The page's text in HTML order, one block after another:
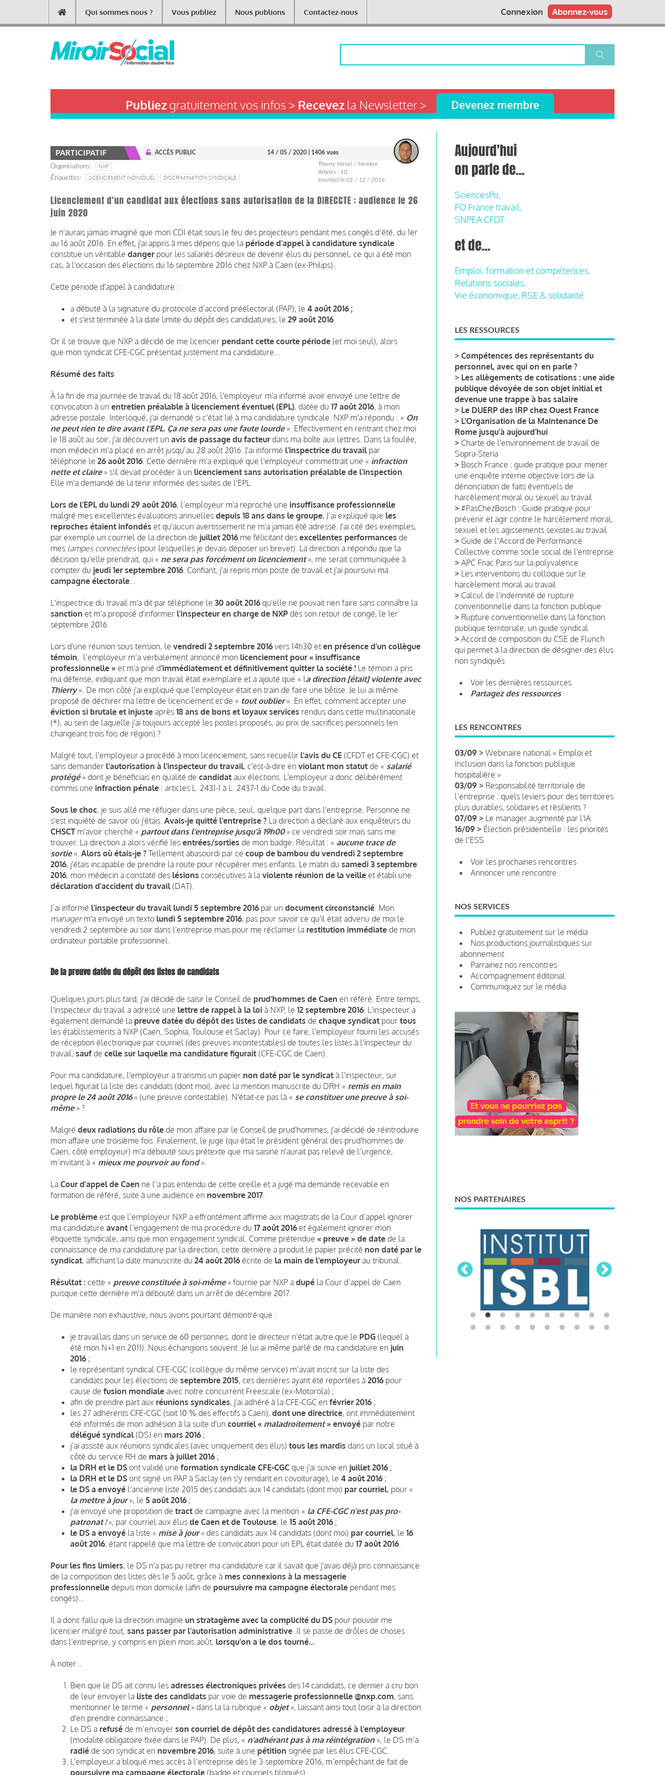
contenu
Main
navigation
Qui sommes nous ? Vous publiez Nous publions Contactez-nous Abonnez-vous
Connexion
Publiezgratuitement vos infos > Recevezla Newsletter > Devenez membre
PARTICIPATIF ACCÈS PUBLIC 14 / 05 / 2020 | 1406 vues
Organisations
NXP
Étiquettes
LICENCIEMENT INDIVIDUEL DISCRIMINATION SYNDICALE
Thierry Mevel / Membre
Articles : 10
Inscrit(e) le 01 / 12 / 2016
Licenciement d'un candidat aux élections sans autorisation de la DIRECCTE : audience le 26
juin 2020
Je n'aurais jamais imaginé que mon CDI était sous le feu des projecteurs pendant mes congés d’été, du 1er
au 16 août 2016. En effet, j'ai appris à mes dépens que la période d'appel à candidature syndicale
constitue un véritable danger pour les salariés désireux de devenir élus du personnel, ce qui a été mon
cas, à l'occasion des élections du 16 septembre 2016 chez NXP à Caen (ex-Philips).
Cette période d'appel à candidature :
a débuté à la signature du protocole d’accord préélectoral (PAP), le 4 août 2016 ;
et s'est terminée à la date limite du dépôt des candidatures, le 29 août 2016
Or il se trouve que NXP a décidé de me licencier pendant cette courte période (et moi seul), alors
que mon syndicat CFE-CGC présentait justement ma candidature...
Résumé des faits
À la fin de ma journée de travail du 18 août 2016, l'employeur m'a informé avoir envoyé une lettre de
convocation à un entretien préalable à licenciement éventuel (EPL), datée du 17 août 2016, à mon
adresse postale. Interloqué, j'ai demandé si c'était lié à ma candidature syndicale. NXP m'a répondu : « On
ne peut rien te dire avant l’EPL. Ça ne sera pas une faute lourde ». Effectivement en rentrant chez moi
le 18 août au soir, j'ai découvert un avis de passage du facteur dans ma boîte aux lettres. Dans la foulée,
mon médecin m'a placé en arrêt jusqu’au 28 août 2016. J'ai informé l'inspectrice du travailpar
téléphone le 26 août 2016 . Cette dernière m'a expliqué que l'employeur commettrait une « infraction
nette et claire» s'il devait procéder à un licenciement sans autorisation préalable de l'inspection
Elle m'a demandé de la tenir informée des suites de l'EPL.
Lors de l’EPL du lundi 29 août 2016, l’employeur m'a reproché une insuffisance professionnelle
malgré mes excellentes évaluations annuelles depuis 18 ans dans le groupe. J’ai expliqué que les
reproches étaient infondés et qu'aucun avertissement ne m'a jamais été adressé. J'ai cité des exemples,
par exemple un courriel de la direction de juillet 2016 me félicitant des excellentes performances de
mes lampes connectées(pour lesquelles je devais déposer un brevet). La direction a répondu que la
décision qu'elle prendrait, qui « ne sera pas forcément un licenciement», me serait communiquée à
compter du jeudi 1er septembre 2016 . Confiant, j'ai repris mon poste de travail et j'ai poursuivi ma
campagne électorale
L'inspectrice du travail m'a dit par téléphone le 30 août 2016 qu'elle ne pouvait rien faire sans connaître la
sanction et m'a proposé d'informer l'inspecteur en charge de NXP dès son retour de congé, le 1er
septembre 2016.
Lors d'une réunion sous tension, le vendredi 2 septembre 2016 vers 14h30 et en présence d'un collègue
témoin, l’employeur m’a verbalement annoncé mon licenciement pour « insuffisance
professionnelle » et m'a prié d'immédiatement et définitivement quitter la société ! Le témoin a pris
ma défense, indiquant que mon travail était exemplaire et a ajouté que « la direction [était] violente avec
Thierry». De mon côté j'ai expliqué que l'employeur était en train de faire une bêtise. Je lui ai même
proposé de déchirer ma lettre de licenciement et de « tout oublier». En effet, comment accepter une
éviction si brutale et injuste après 18 ans de bons et loyaux services rendus dans cette multinationale
(*), au sein de laquelle j'ai toujours accepté les postes proposés, au prix de sacrifices personnels (en
changeant trois fois de région) ?
Malgré tout, l'employeur a procédé à mon licenciement, sans recueillir l'avis du CE (CFDT et CFE-CGC) et
sans demander l'autorisation à l’inspecteur du travail, c'est-à-dire en violant mon statut de « salarié
protégé» dont je bénéficiais en qualité de candidat aux élections. L'employeur a donc délibérément
commis une infraction pénale : articles L. 2431-1 à L. 2437-1 du Code du travail.
Sous le choc, je suis allé me réfugier dans une pièce, seul, quelque part dans l'entreprise. Personne ne
s'est inquiété de savoir où j'étais. Avais-je quitté l'entreprise ? La direction a déclaré aux enquêteurs du
CHSCT m'avoir cherché « partout dans l'entreprise jusqu'à 19h00» ce vendredi soir mais sans me
trouver. La direction a alors vérifié les entrées/sorties de mon badge. Résultat : « aucune trace de
sortie». Alors où étais-je ? Tellement abasourdi par ce coup de bambou du vendredi 2 septembre
2016, j'étais incapable de prendre la route pour récupérer mes enfants. Le matin du samedi 3 septembre
2016, mon médecin a constaté des lésions consécutives à la violente réunion de la veille et établi une
déclaration d’accident du travail(DAT).
J’ai informé l’inspecteur du travail lundi 5 septembre 2016 par un document circonstancié . Mon
managerm'a envoyé un texto lundi 5 septembre 2016, pas pour savoir ce qu'il était advenu de moi le
vendredi 2 septembre au soir dans l'entreprise mais pour me réclamer la restitution immédiate de mon
ordinateur portable professionnel.
De la preuve datée du dépôt des listes de candidats
Quelques jours plus tard, j'ai décidé de saisir le Conseil de prud’hommes de Caen en référé. Entre temps,
l'inspecteur du travail a adressé une lettre de rappel à la loi à NXP, le 12 septembre 2016 . L'inspecteur a
également demandé la preuve datée du dépôt des listes de candidats de chaque syndicat pour tous
les établissements à NXP (Caen, Sophia, Toulouse et Saclay). Pour ce faire, l'employeur fourni les accusés
de réception électronique par courriel (des preuves incontestables) de toutes les listes à l'inspecteur du
travail, sauf de celle sur laquelle ma candidature figurait (CFE-CGC de Caen).
Pour ma candidature, l'employeur a transmis un papier non daté par le syndicat à l'inspecteur, sur
lequel figurait la liste des candidats (dont moi), avec la mention manuscrite du DRH « remis en main
propre le 24 août 2016» (une preuve contestable). N'était-ce pas là « se constituer une preuve à soi-
même» ?
Malgré deux radiations du rôle de mon affaire par le Conseil de prud'hommes, j'ai décidé de réintroduire
mon affaire une troisième fois. Finalement, le juge (qui était le président général des prud'hommes de
Caen, côté employeur) m'a débouté sous prétexte que ma saisine n'aurait pas relevé de l’urgence,
m’invitant à « mieux me pourvoir au fond».
La Cour d’appel de Caen ne l’a pas entendu de cette oreille et a jugé ma demande recevable en
formation de référé, suite à une audience en novembre 2017
Le problème est que l’employeur NXP a effrontément affirmé aux magistrats de la Cour d’appel ignorer
ma candidature avant l’engagement de ma procédure du 17 août 2016 et également ignorer mon
étiquette syndicale, ainsi que mon engagement syndical. Comme prétendue « preuve » de date de la
connaissance de ma candidature par la direction, cette dernière a produit le papier précité non daté par le
syndicat, affichant la date manuscrite du 24 août 2016 écrite de la main de l'employeur au tribunal.
Résultat : cette « preuve constituée à soi-même» fournie par NXP a dupé la Cour d’appel de Caen
puisque cette dernière m'a débouté dans un arrêt de décembre 2017.
De manière non exhaustive, nous avons pourtant démontré que :
je travaillais dans un service de 60 personnes, dont le directeur n'était autre que le PDG (lequel a
été mon N+1 en 2011). Nous échangions souvent. Je lui ai même parlé de ma candidature en juin
2016 ;
le représentant syndical CFE-CGC (collègue du même service) m’avait inscrit sur la liste des
candidats pour les élections de septembre 2015, ces dernières ayant été reportées à 2016 pour
cause de fusion mondiale avec notre concurrent Freescale (ex-Motorola) ;
afin de prendre part aux réunions syndicales, j'ai adhéré à la CFE-CGC en février 2016 ;
les 27 adhérents CFE-CGC (soit 10 % des effectifs à Caen), dont une directrice, ont immédiatement
été informés de mon adhésion à la suite d'un courriel « maladroitement» envoyé par notre
délégué syndical(DS) en mars 2016 ;
j’ai assisté aux réunions syndicales (avec uniquement des élus) tous les mardis dans un local situé à
côté du service RH de mars à juillet 2016 ;
la DRH et le DS ont validé une formation syndicale CFE-CGC que j'ai suivie en juillet 2016 ;
la DRH et le DS ont signé un PAP à Saclay (en s'y rendant en covoiturage), le 4 août 2016 ;
le DS a envoyé l'ancienne liste 2015 des candidats aux 14 candidats (dont moi) par courriel, pour «
la mettre à jour», le 5 août 2016 ;
j'ai envoyé une proposition de tract de campagne avec la mention « la CFE-CGC n'est pas pro-
patronat !», par courriel aux élus de Caen et de Toulouse, le 15 août 2016 ;
le DS a envoyé la liste « mise à jour» des candidats aux 14 candidats (dont moi) par courriel, le 16
août 2016, étant rappelé que ma lettre de convocation pour un EPL était datée du 17 août 2016
Pour les fins limiers, le DS n'a pas pu retirer ma candidature car il savait que j'avais déjà pris connaissance
de la composition des listes dès le 5 août, grâce à mes connexions à la messagerie
professionnelle depuis mon domicile (afin de poursuivre ma campagne électorale pendant mes
congés)...
Il a donc fallu que la direction imagine un stratagème avec la complicité du DS pour pouvoir me
licencier malgré tout, sans passer par l'autorisation administrative . Il se passe de drôles de choses
dans l'entreprise, y compris en plein mois août, lorsqu'on a le dos tourné...
À noter...
Bien que le DS ait connu les adresses électroniques privées des 14 candidats, ce dernier a cru bon
de leur envoyer la liste des candidats par voie de messagerie professionnelle @nxp.com, sans
mentionner le terme « personnel » dans la la rubrique « objet», laissant ainsi tout loisir à la direction
d'en prendre connaissance ;
Le DS a refusé de m’envoyer son courriel de dépôt des candidatures adressé à l’employeur
(modalité obligatoire fixée dans le PAP). De plus, « n'adhérant pas à ma réintégration», le DS m’a
radié de son syndicat en novembre 2016, suite à une pétition signée par les élus CFE-CGC.
L’employeur a bloqué mes accès à l’entreprise dès le 3 septembre 2016, m’empêchant de fait de
poursuivre ma campagne électorale (badge et courriels bloqués).
Aujourd'hui
on parle de...
SciencesPo,
FO France travail,
SNPEA CFDT
et de...
Emploi, formation et compétences,
Relations sociales,
Vie économique, RSE & solidarité
LES RESSOURCES
> Compétences des représentants du
personnel, avec qui on en parle ?
> Les allègements de cotisations : une aide
publique dévoyée de son objet initial et
devenue une trappe à bas salaire
> Le DUERP des IRP chez Ouest France
> L’Organisation de la Maintenance De
Rome jusqu’à aujourd’hui
> Charte de l'environnement de travail de
Sopra-Steria
> Bosch France : guide pratique pour mener
une enquête interne objective lors de la
dénonciation de faits éventuels de
harcèlement moral ou sexuel au travail
> #PasChezBosch : Guide pratique pour
prévenir et agir contre le harcèlement moral,
sexuel et les agissements sexistes au travail
> Guide de lʼAccord de Performance
Collective comme socle social de l'entreprise
> APC Fnac Paris sur la polyvalence
> Les interventions du colloque sur le
harcèlement moral au travail
> Calcul de l'indemnité de rupture
conventionnelle dans la fonction publique
> Rupture conventionnelle dans la fonction
publique territoriale, un guide syndical
> Accord de composition du CSE de Flunch
qui permet à la direction de désigner des élus
non syndiqués
Voir les dernières ressources
Partagez des ressources
LES RENCONTRES
03/09 > Webinaire national « Emploi et
Inclusion dans la fonction publique
hospitalière »
03/09 > Responsabilité territoriale de
l’entreprise : quels leviers pour des territoires
plus durables, solidaires et résilients ?
07/09 > Le manager augmenté par l'IA
16/09 > Élection présidentielle : les priorités
de l'ESS
Voir les prochaines rencontres
Annoncer une rencontre
NOS SERVICES
Publiez gratuitement sur le média
Nos productions journalistiques sur
abonnement
Parrainez nos rencontres
Accompagnement éditorial
Communiquez sur le média
NOS PARTENAIRES